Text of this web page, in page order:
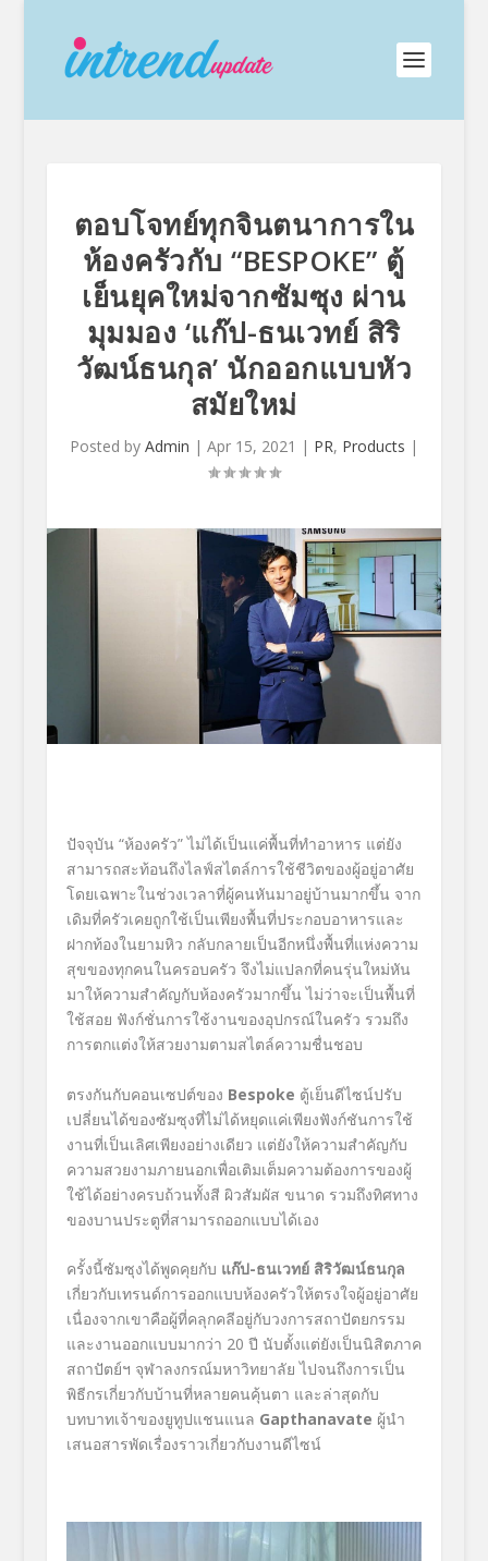
ตอบโจทย์ทุกจินตนาการใน
ห้องครัวกับ “BESPOKE” ตู้
เย็นยุคใหม่จากซัมซุง ผ่าน
มุมมอง ‘แก๊ป-ธนเวทย์ สิริ
วัฒน์ธนกุล’ นักออกแบบหัว
สมัยใหม่
Posted by Admin | Apr 15, 2021 | PR, Products |
ปัจจุบัน “ห้องครัว” ไม่ได้เป็นแค่พื้นที่ทำอาหาร แต่ยัง
สามารถสะท้อนถึงไลฟ์สไตล์การใช้ชีวิตของผู้อยู่อาศัย
โดยเฉพาะในช่วงเวลาที่ผู้คนหันมาอยู่บ้านมากขึ้น จาก
เดิมที่ครัวเคยถูกใช้เป็นเพียงพื้นที่ประกอบอาหารและ
ฝากท้องในยามหิว กลับกลายเป็นอีกหนึ่งพื้นที่แห่งความ
สุขของทุกคนในครอบครัว จึงไม่แปลกที่คนรุ่นใหม่หัน
มาให้ความสำคัญกับห้องครัวมากขึ้น ไม่ว่าจะเป็นพื้นที่
ใช้สอย ฟังก์ชั่นการใช้งานของอุปกรณ์ในครัว รวมถึง
การตกแต่งให้สวยงามตามสไตล์ความชื่นชอบ
ตรงกันกับคอนเซปต์ของ Bespoke ตู้เย็นดีไซน์ปรับ
เปลี่ยนได้ของซัมซุงที่ไม่ได้หยุดแค่เพียงฟังก์ชันการใช้
งานที่เป็นเลิศเพียงอย่างเดียว แต่ยังให้ความสำคัญกับ
ความสวยงามภายนอกเพื่อเติมเต็มความต้องการของผู้
ใช้ได้อย่างครบถ้วนทั้งสี ผิวสัมผัส ขนาด รวมถึงทิศทาง
ของบานประตูที่สามารถออกแบบได้เอง
ครั้งนี้ซัมซุงได้พูดคุยกับ แก๊ป-ธนเวทย์ สิริวัฒน์ธนกุล
เกี่ยวกับเทรนด์การออกแบบห้องครัวให้ตรงใจผู้อยู่อาศัย
เนื่องจากเขาคือผู้ที่คลุกคลีอยู่กับวงการสถาปัตยกรรม
และงานออกแบบมากว่า 20 ปี นับตั้งแต่ยังเป็นนิสิตภาค
สถาปัตย์ฯ จุฬาลงกรณ์มหาวิทยาลัย ไปจนถึงการเป็น
พิธีกรเกี่ยวกับบ้านที่หลายคนคุ้นตา และล่าสุดกับ
บทบาทเจ้าของยูทูปแชนแนล Gapthanavate ผู้นำ
เสนอสารพัดเรื่องราวเกี่ยวกับงานดีไซน์